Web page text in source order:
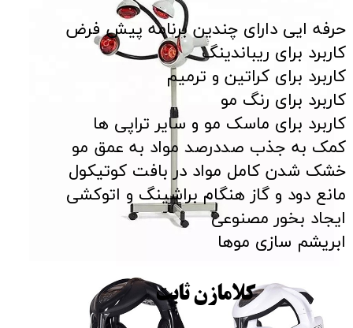
حرفه ایی دارای چندین برنامه پیش فرض
کاربرد برای ریباندینگ
کاربرد برای کراتین و ترمیم
کاربرد برای رنگ مو
کاربرد برای ماسک مو و سایر تراپی ها
کمک به جذب صددرصد مواد به عمق مو
خشک شدن کامل مواد در بافت کوتیکول
مانع دود و گاز هنگام براشینگ و اتوکشی
ایجاد بخور مصنوعی
ابریشم سازی موها
کلامازن ثابت